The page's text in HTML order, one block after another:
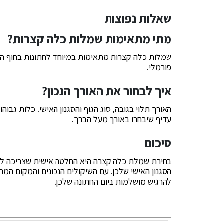
שאלות נפוצות
מתי מתאימות שמלות כלה קצרות?
שמלות כלה קצרות מתאימות במיוחד לחתונות בחוף
פורמלי.
איך לבחור את האורך הנכון?
האורך תלוי בגובה, סוג הגוף והסגנון האישי. כלות
עדיף שיבחרו באורך מעל הברך.
סיכום
בחירת שמלת כלה קצרה היא החלטה אישית שצריכה
הסגנון האישי שלכן. עם השיקולים הנכונים והמקום
להרגיש מושלמות ביום החתונה שלכן.